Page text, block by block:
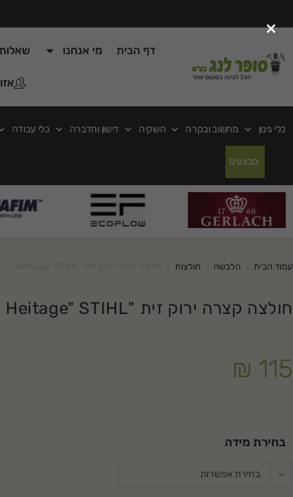
דף הבית מי אנחנו
כלי גינון מחשוב ובקרה השקיה דישון והדברה כלי עבודה
מבצעים
עמוד הבית הלבשה חולצות
חולצה קצרה ירוק זית "Heitage" STIHL
₪ 115
בחירת מידה
בחירת אפשרות
×